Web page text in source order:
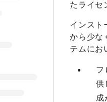
たライセ
インスト
から少な
テムにお
フ
供
成